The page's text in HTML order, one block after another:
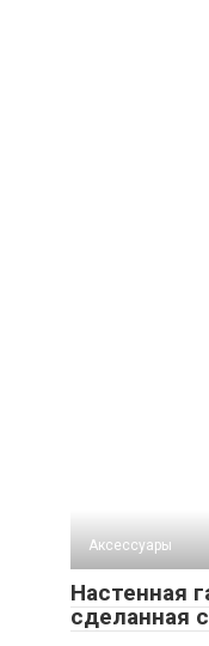
Аксессуары
Настенная
сделанная